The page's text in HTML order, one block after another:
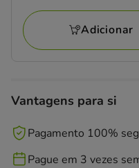
está
a
poupar
final
Adicionar
Vantagens para si
Pagamento 100%
Pague em 3 vezes